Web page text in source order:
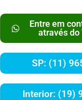
Entre em
através do
SP: (11)
Interior: (19)